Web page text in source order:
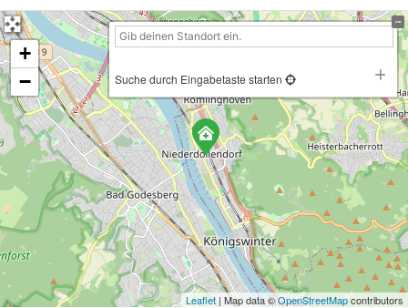
+
−
Suche durch Eingabetaste starten
Leaflet | Map data ©OpenStreetMapcontributors